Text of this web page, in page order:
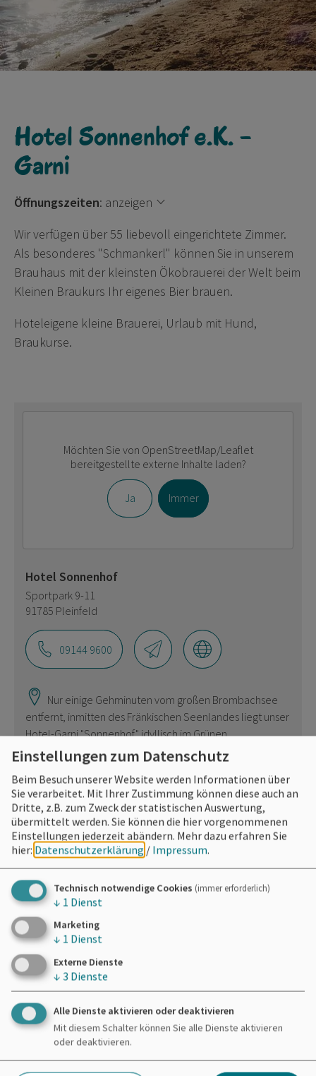
Hotel Sonnenhof e.K. -
Garni
Öffnungszeiten: anzeigen
Wir verfügen über 55 liebevoll eingerichtete Zimmer.
Als besonderes "Schmankerl" können Sie in unserem
Brauhaus mit der kleinsten Ökobrauerei der Welt beim
Kleinen Braukurs Ihr eigenes Bier brauen.
Hoteleigene kleine Brauerei, Urlaub mit Hund,
Braukurse.
Möchten Sie von OpenStreetMap/Leaflet
bereitgestellte externe Inhalte laden?
Ja Immer
Hotel Sonnenhof
Sportpark 9-11
91785 Pleinfeld
09144 9600
Nur einige Gehminuten vom großen Brombachsee
entfernt, inmitten des Fränkischen Seenlandes liegt unser
Hotel-Garni "Sonnenhof" idyllisch im Grünen.
Einstellungen zum Datenschutz
Beim Besuch unserer Website werden Informationen über
Sie verarbeitet. Mit Ihrer Zustimmung können diese auch an
Dritte, z.B. zum Zweck der statistischen Auswertung,
übermittelt werden. Sie können die hier vorgenommenen
Einstellungen jederzeit abändern. Mehr dazu erfahren Sie
hier: Datenschutzerklärung / Impressum.
Technisch notwendige Cookies (immer erforderlich)
↓ 1 Dienst
Marketing
↓ 1 Dienst
Externe Dienste
↓ 3 Dienste
Alle Dienste aktivieren oder deaktivieren
Mit diesem Schalter können Sie alle Dienste aktivieren
oder deaktivieren.